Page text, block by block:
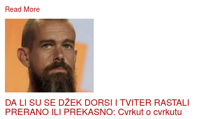
Read More
DA LI SU SE DŽEK DORSI I TVITER RASTALI
PRERANO ILI PREKASNO: Cvrkut o cvrkutu